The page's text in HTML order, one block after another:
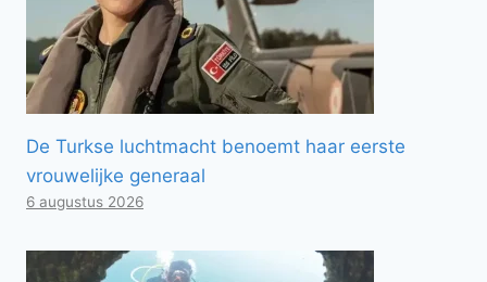
De Turkse luchtmacht benoemt haar eerste
vrouwelijke generaal
6 augustus 2026